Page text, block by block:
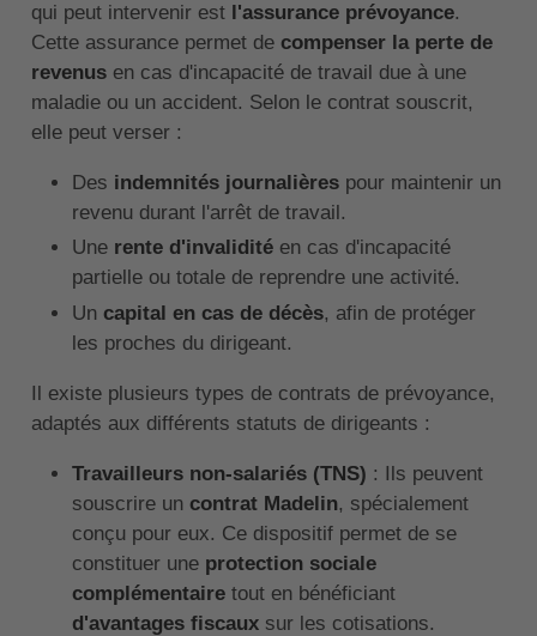
qui peut intervenir est l'assurance prévoyance.
Cette assurance permet de compenser la perte de
revenusen cas d'incapacité de travail due à une
maladie ou un accident. Selon le contrat souscrit,
elle peut verser :
Des indemnités journalièrespour maintenir un
revenu durant l'arrêt de travail.
Une rente d'invaliditéen cas d'incapacité
partielle ou totale de reprendre une activité.
Un capital en cas de décès, afin de protéger
les proches du dirigeant.
Il existe plusieurs types de contrats de prévoyance,
adaptés aux différents statuts de dirigeants :
Travailleurs non-salariés (TNS) : Ils peuvent
souscrire un contrat Madelin, spécialement
conçu pour eux. Ce dispositif permet de se
constituer une protection sociale
complémentairetout en bénéficiant
d'avantages fiscauxsur les cotisations.